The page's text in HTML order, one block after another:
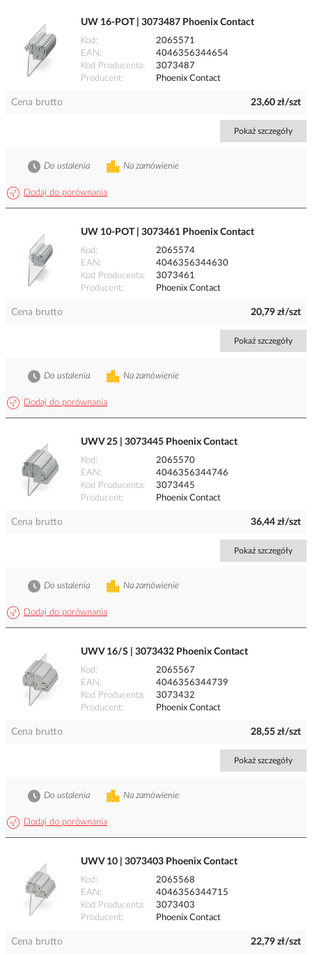
UW 16-POT | 3073487 Phoenix Contact
Kod
2065571
EAN
4046356344654
Kod Producenta
3073487
Producent
Phoenix Contact
Cena brutto 23,60 zł/szt
Pokaż szczegóły
Dodaj do porównania
Na zamówienie
Do ustalenia
UW 10-POT | 3073461 Phoenix Contact
Kod
2065574
EAN
4046356344630
Kod Producenta
3073461
Producent
Phoenix Contact
Cena brutto 20,79 zł/szt
Pokaż szczegóły
Dodaj do porównania
Na zamówienie
Do ustalenia
UWV 25 | 3073445 Phoenix Contact
Kod
2065570
EAN
4046356344746
Kod Producenta
3073445
Producent
Phoenix Contact
Cena brutto 36,44 zł/szt
Pokaż szczegóły
Dodaj do porównania
Na zamówienie
Do ustalenia
UWV 16/S | 3073432 Phoenix Contact
Kod
2065567
EAN
4046356344739
Kod Producenta
3073432
Producent
Phoenix Contact
Cena brutto 28,55 zł/szt
Pokaż szczegóły
Dodaj do porównania
Na zamówienie
Do ustalenia
UWV 10 | 3073403 Phoenix Contact
Kod
2065568
EAN
4046356344715
Kod Producenta
3073403
Producent
Phoenix Contact
Cena brutto 22,79 zł/szt